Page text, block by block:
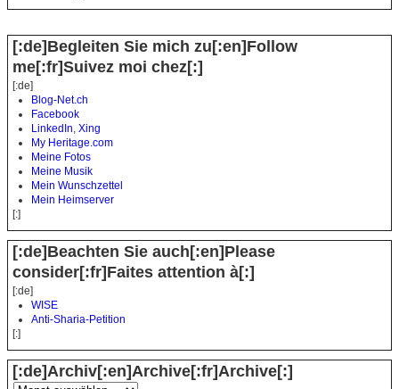
[:de]Begleiten Sie mich zu[:en]Follow
me[:fr]Suivez moi chez[:]
[:de]
Blog-Net.ch
Facebook
LinkedIn,Xing
My Heritage.com
Meine Fotos
Meine Musik
Mein Wunschzettel
Mein Heimserver
[:]
[:de]Beachten Sie auch[:en]Please
consider[:fr]Faites attention à[:]
[:de]
WISE
Anti-Sharia-Petition
[:]
[:de]Archiv[:en]Archive[:fr]Archive[:]